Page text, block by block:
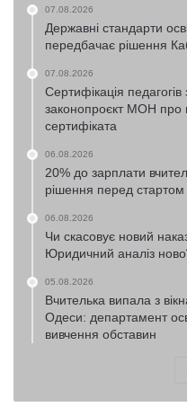
07.08.2026
Державні стандарти
передбачає рішення
07.08.2026
Сертифікація
законопроєкт МОН про
сертифіката
06.08.2026
20% до зарплати
рішення перед стартом
06.08.2026
Чи скасовує новий
Юридичний аналіз
05.08.2026
Вчителька випала з
Одеси: департамент
вивчення обставин